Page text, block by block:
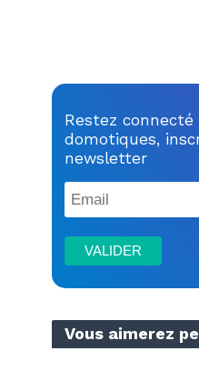
Restez
domotiques,
newsletter
Vous aimerez